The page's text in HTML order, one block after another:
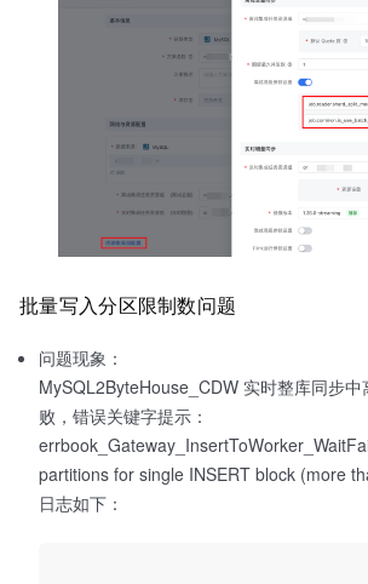
批量写入分区限制数问题
问题现象：
MySQL2ByteHouse_CDW 实时整库同步
败，错误关键字提示：
partitions for single INSERT block (more
日志如下：